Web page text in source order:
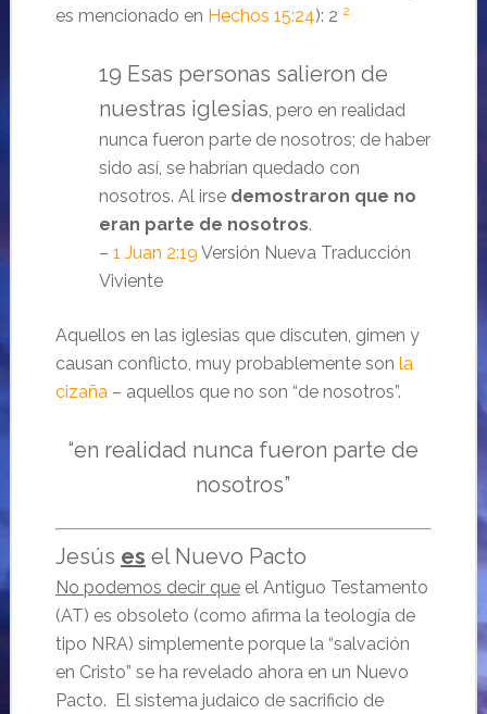
es mencionado en Hechos 15:24): 2 2
19 Esas personas salieron de
nuestras iglesias, pero en realidad
nunca fueron parte de nosotros; de haber
sido así, se habrían quedado con
nosotros. Al irse demostraron que no
eran parte de nosotros.
– 1 Juan 2:19 Versión Nueva Traducción
Viviente
Aquellos en las iglesias que discuten, gimen y
causan conflicto, muy probablemente son la
cizaña– aquellos que no son “de nosotros”.
“en realidad nunca fueron parte de
nosotros”
Jesús es el Nuevo Pacto
No podemos decir queel Antiguo Testamento
(AT) es obsoleto (como afirma la teología de
tipo NRA) simplemente porque la “salvación
en Cristo” se ha revelado ahora en un Nuevo
Pacto. El sistema judaico de sacrificio de